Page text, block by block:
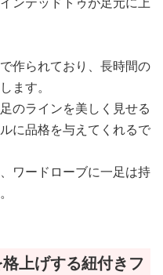
作られており、長時間の
ます。
のラインを美しく見せる
に品格を与えてくれるで
ワードローブに一足は持
上げする紐付きフ